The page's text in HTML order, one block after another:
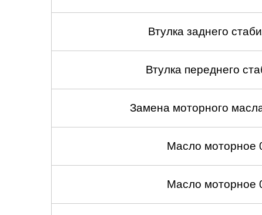
Втулка заднего
Втулка переднего
Замена моторного
Масло моторное
Масло моторное